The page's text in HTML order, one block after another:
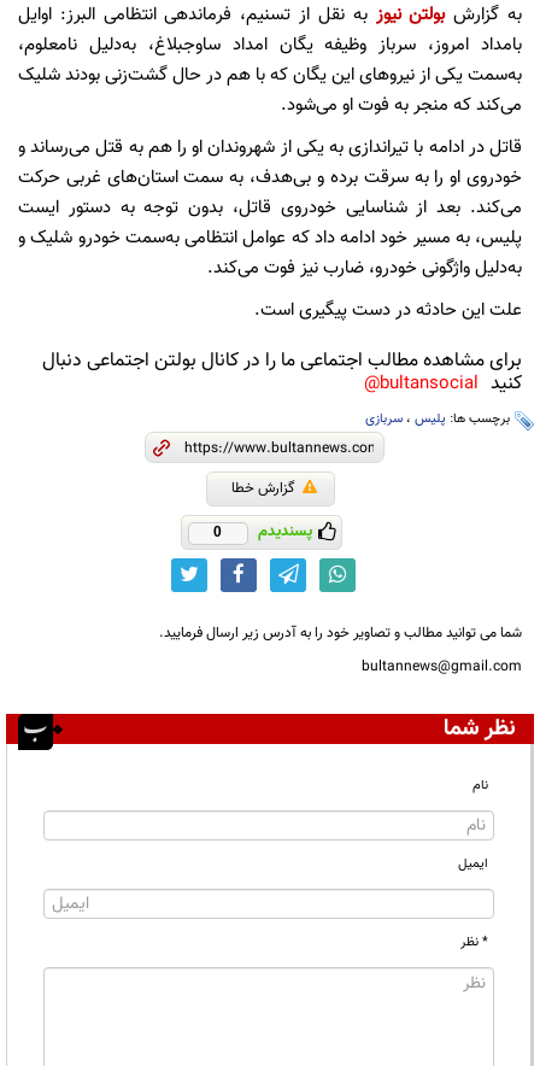
به گزارشبولتن نیوز به نقل از تسنیم، فرماندهی انتظامی البرز: اوایل
بامداد امروز، سرباز وظیفه یگان امداد ساوجبلاغ، به‌دلیل نامعلوم،
به‌سمت یکی از نیروهای این یگان که با هم در حال گشت‌زنی بودند شلیک
می‌کند که منجر به فوت او می‌شود.
قاتل در ادامه با تیراندازی به یکی از شهروندان او را هم به قتل می‌رساند و
خودروی او را به سرقت برده و بی‌هدف، به سمت استان‌های غربی حرکت
می‌کند. بعد از شناسایی خودروی قاتل، بدون توجه به دستور ایست
پلیس، به مسیر خود ادامه داد که عوامل انتظامی به‌سمت خودرو شلیک و
به‌دلیل واژگونی خودرو، ضارب نیز فوت می‌کند.
علت این حادثه در دست پیگیری است.
برای مشاهده مطالب اجتماعی ما را در کانال بولتن اجتماعی دنبال
کنید bultansocial@
برچسب ها: پلیس ، سربازی
گزارش خطا
پسندیدم 0
شما می توانید مطالب و تصاویر خود را به آدرس زیر ارسال فرمایید.
bultannews@gmail.com
نظر شما
نام
ایمیل
* نظر